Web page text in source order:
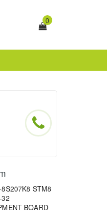
0
STM8
32
BOARD